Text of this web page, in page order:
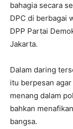
bahagia secara
DPC di berbagai
DPP Partai
Jakarta.
Dalam daring
itu berpesan
menang dalam
bahkan
bangsa.